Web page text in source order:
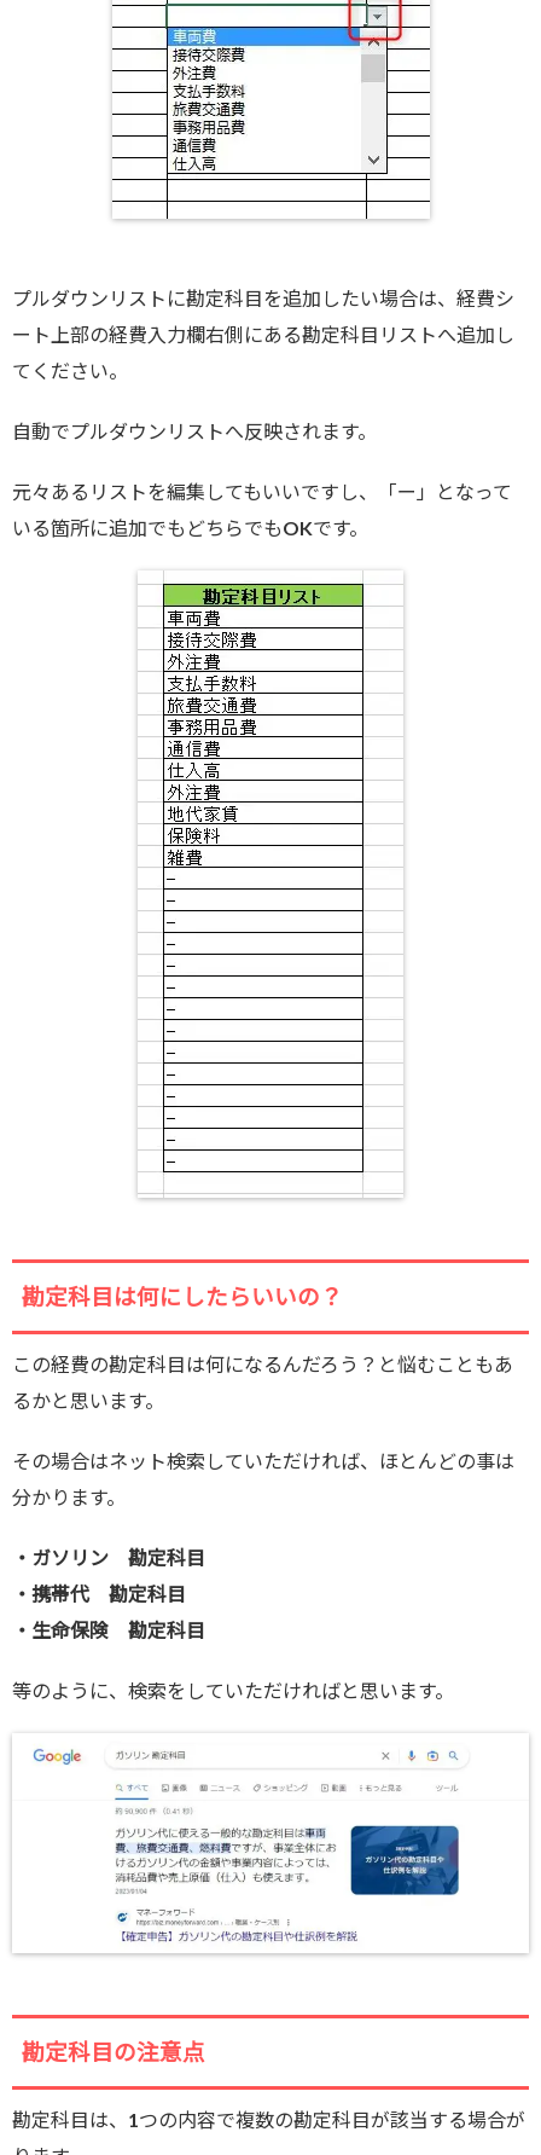
プルダウンリストに勘定科目を追加したい場合は、経費シ
ート上部の経費入力欄右側にある勘定科目リストへ追加し
てください。
自動でプルダウンリストへ反映されます。
元々あるリストを編集してもいいですし、「ー」となって
いる箇所に追加でもどちらでもOKです。
勘定科目は何にしたらいいの？
この経費の勘定科目は何になるんだろう？と悩むこともあ
るかと思います。
その場合はネット検索していただければ、ほとんどの事は
分かります。
・ガソリン 勘定科目
・携帯代 勘定科目
・生命保険 勘定科目
等のように、検索をしていただければと思います。
勘定科目の注意点
勘定科目は、1つの内容で複数の勘定科目が該当する場合が